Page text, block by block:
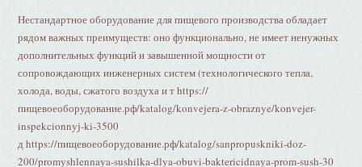
Нестандартное оборудование для пищевого производства обладает
рядом важных преимуществ: оно функционально, не имеет ненужных
дополнительных функций и завышенной мощности от
сопровождающих инженерных систем (технологического тепла,
холода, воды, сжатого воздуха и т https://
пищевоеоборудование.рф/katalog/konvejera-z-obraznye/konvejer-
inspekcionnyj-ki-3500
д https://пищевоеоборудование.рф/katalog/sanpropuskniki-doz-
200/promyshlennaya-sushilka-dlya-obuvi-baktericidnaya-prom-sush-30